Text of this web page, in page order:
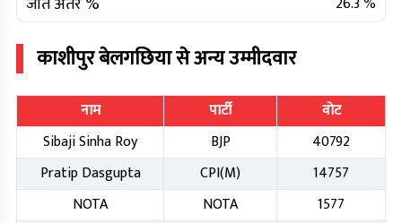
काशीपुर बेलगछियासे अन्य उम्मीदवार
नाम पार्टी
वोट
Sibaji Sinha Roy
BJP
40792
Pratip Dasgupta
CPI(M)
14757
NOTA
NOTA 1577